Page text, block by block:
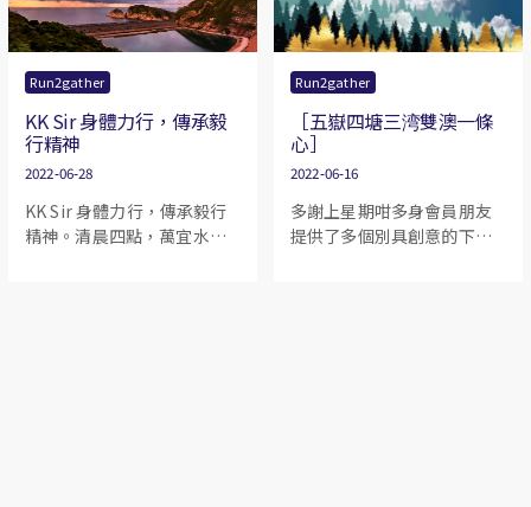
Run2gather
KK Sir 身體力行，傳承毅
行精神
2022-06-28
KK Sir 身體力行，傳承毅行
精神。清晨四點，萬宜水庫
Run2gather
［五嶽四塘三湾雙澳一條
心］
2022-06-16
多謝上星期咁多身會員朋友
提供了多個別具創意的下